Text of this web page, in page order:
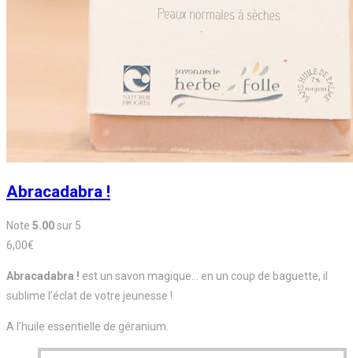
Abracadabra !
Note 5.00sur 5
6,00€
Abracadabra ! est un savon magique… en un coup de baguette, il
sublime l’éclat de votre jeunesse !
A l’huile essentielle de géranium.